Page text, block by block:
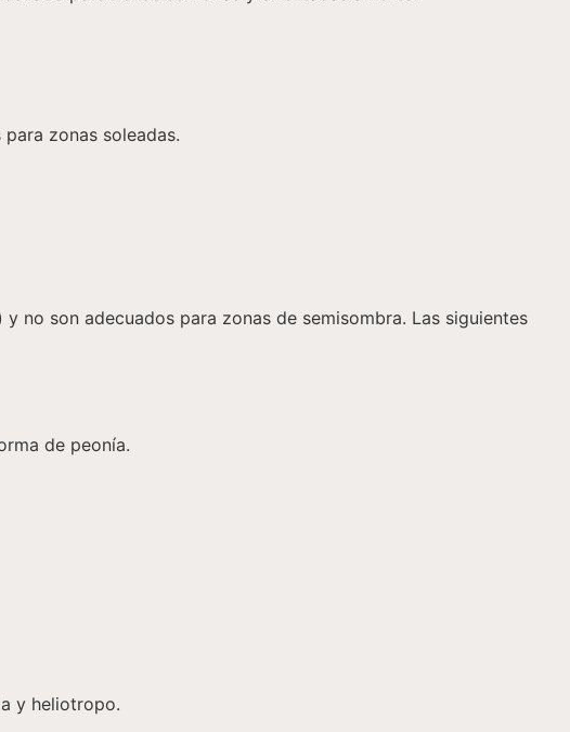
zonas soleadas.
no son adecuados para zonas de semisombra. Las siguientes
de peonía.
y heliotropo.